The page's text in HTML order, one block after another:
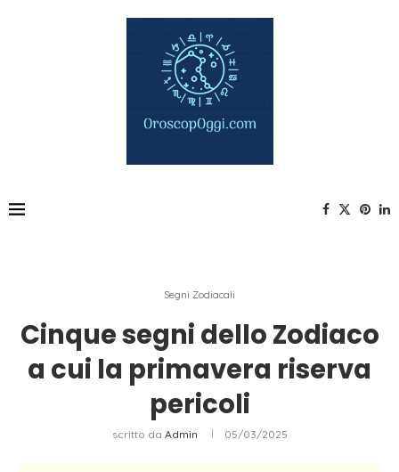
Segni Zodiacali
Cinque segni dello Zodiaco
a cui la primavera riserva
pericoli
scritto da Admin 05/03/2025